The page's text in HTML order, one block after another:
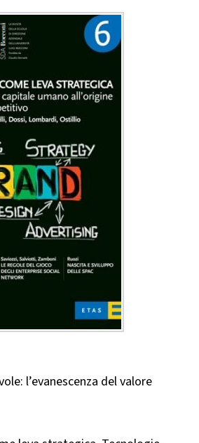
l’evanescenza del valore